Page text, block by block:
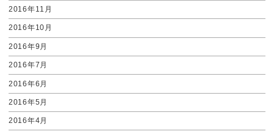
2016年11月
2016年10月
2016年9月
2016年7月
2016年6月
2016年5月
2016年4月